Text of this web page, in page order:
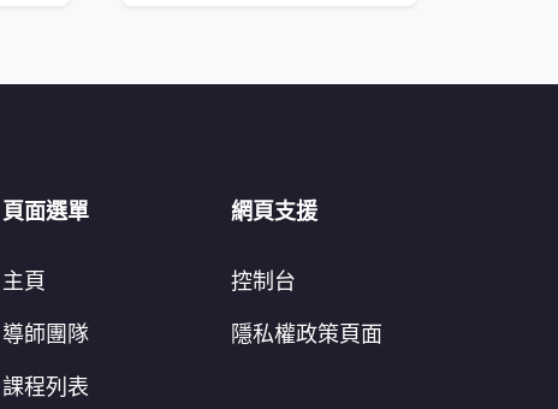
頁面選單
主頁
導師團隊
課程列表
網頁支援
控制台
隱私權政策頁面